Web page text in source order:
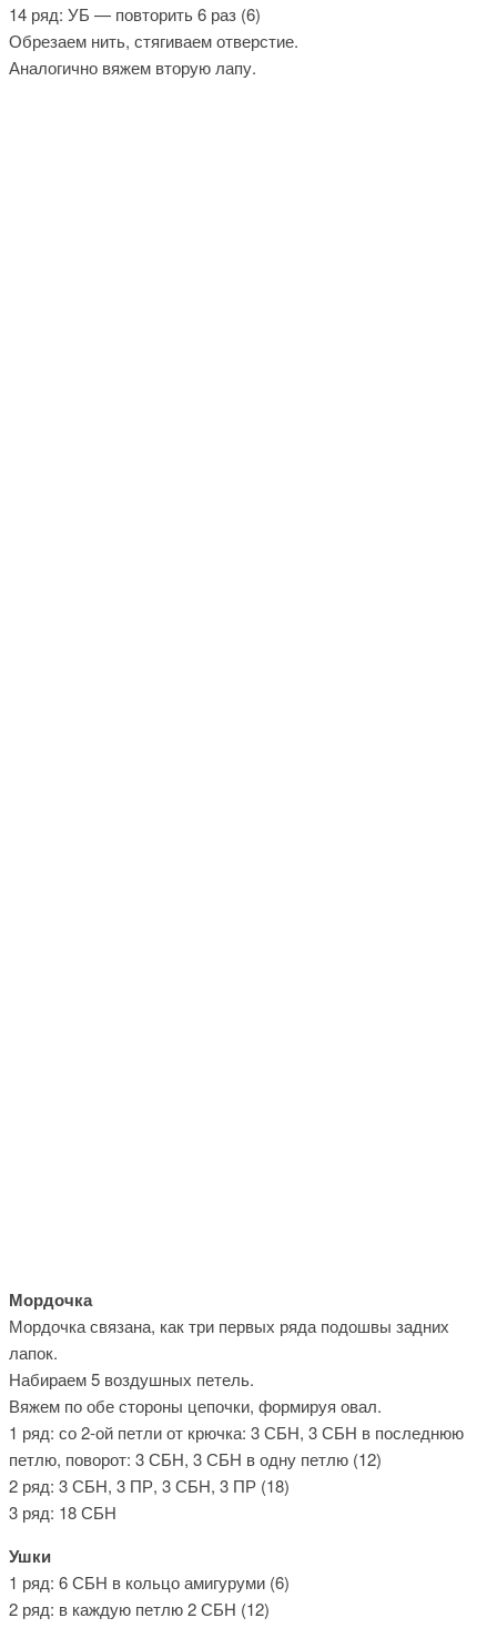
14 ряд: УБ — повторить 6 раз (6)
Обрезаем нить, стягиваем отверстие.
Аналогично вяжем вторую лапу.
Мордочка
Мордочка связана, как три первых ряда подошвы задних
лапок.
Набираем 5 воздушных петель.
Вяжем по обе стороны цепочки, формируя овал.
1 ряд: со 2-ой петли от крючка: 3 СБН, 3 СБН в последнюю
петлю, поворот: 3 СБН, 3 СБН в одну петлю (12)
2 ряд: 3 СБН, 3 ПР, 3 СБН, 3 ПР (18)
3 ряд: 18 СБН
Ушки
1 ряд: 6 СБН в кольцо амигуруми (6)
2 ряд: в каждую петлю 2 СБН (12)